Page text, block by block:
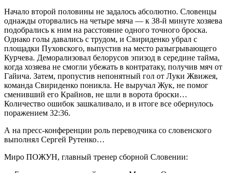
Начало второй половины не задалось абсолютно. Словенцы
однажды оторвались на четыре мяча — к 38-й минуте хозяева
подобрались к ним на расстояние одного точного броска.
Однако голы давались с трудом, и Свириденко убрал с
площадки Пуховского, выпустив на место разыгрывающего
Курчева. Деморализовал белорусов эпизод в середине тайма,
когда хозяева не смогли убежать в контратаку, получив мяч от
Гайича. Затем, пропустив непонятный гол от Луки Жвижея,
команда Свириденко поникла. Не выручал Жук, не помог
сменивший его Крайнов, не шли в ворота броски…
Количество ошибок зашкаливало, и в итоге все обернулось
поражением 32:36.
А на пресс-конференции роль переводчика со словенского
выполнял Сергей Рутенко…
Миро ПОЖУН, главный тренер сборной Словении: